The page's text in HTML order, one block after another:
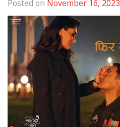
Posted on November 16, 2023